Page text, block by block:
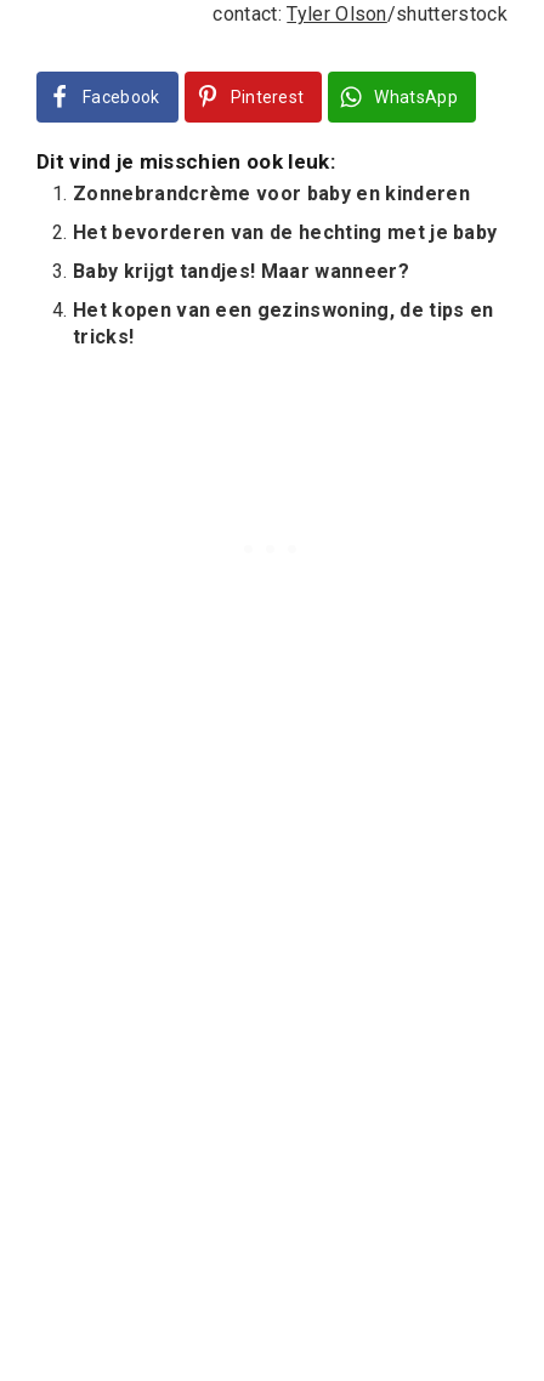
contact:Tyler Olson/shutterstock
Facebook Pinterest WhatsApp
Dit vind je misschien ook leuk:
Zonnebrandcrème voor baby en kinderen
Het bevorderen van de hechting met je baby
Baby krijgt tandjes! Maar wanneer?
Het kopen van een gezinswoning, de tips en
tricks!